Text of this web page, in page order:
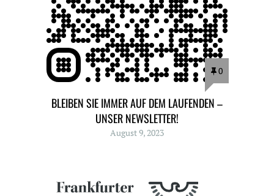
0
BLEIBEN SIE IMMER AUF DEM LAUFENDEN –
UNSER NEWSLETTER!
August 9, 2023